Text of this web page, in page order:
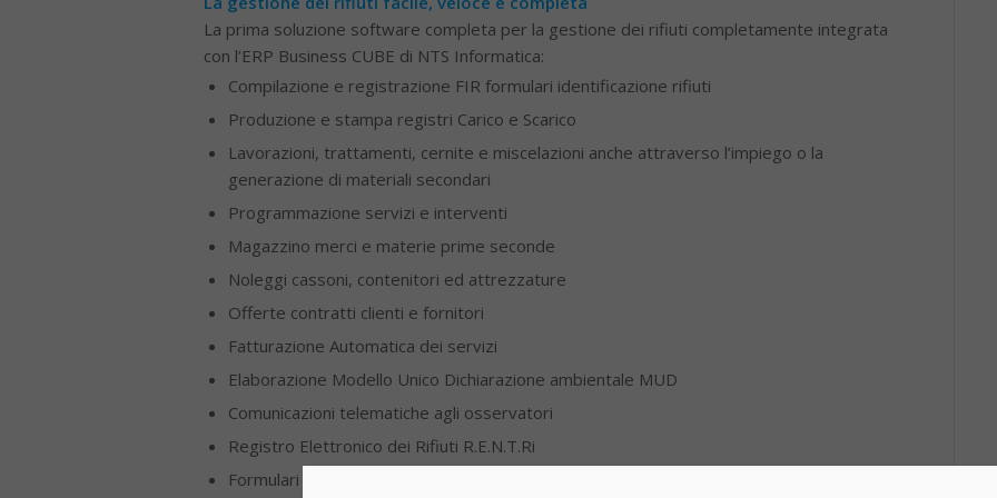
La prima soluzione software completa per la gestione dei rifiuti completamente integrata
con l’ERP Business CUBE di NTS Informatica:
Compilazione e registrazione FIR formulari identificazione rifiuti
Produzione e stampa registri Carico e Scarico
Lavorazioni, trattamenti, cernite e miscelazioni anche attraverso l’impiego o la
generazione di materiali secondari
Programmazione servizi e interventi
Magazzino merci e materie prime seconde
Noleggi cassoni, contenitori ed attrezzature
Offerte contratti clienti e fornitori
Fatturazione Automatica dei servizi
Elaborazione Modello Unico Dichiarazione ambientale MUD
Comunicazioni telematiche agli osservatori
Registro Elettronico dei Rifiuti R.E.N.T.Ri
Formulari vidimati Vi.Vi.Fir